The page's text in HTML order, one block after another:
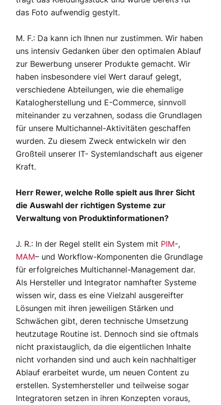
das Foto aufwendig gestylt.
M. F.: Da kann ich Ihnen nur zustimmen. Wir haben
uns intensiv Gedanken über den optimalen Ablauf
zur Bewerbung unserer Produkte gemacht. Wir
haben insbesondere viel Wert darauf gelegt,
verschiedene Abteilungen, wie die ehemalige
Katalogherstellung und E-Commerce, sinnvoll
miteinander zu verzahnen, sodass die Grundlagen
für unsere Multichannel-Aktivitäten geschaffen
wurden. Zu diesem Zweck entwickeln wir den
Großteil unserer IT- Systemlandschaft aus eigener
Kraft.
Herr Rewer, welche Rolle spielt aus Ihrer Sicht
die Auswahl der richtigen Systeme zur
Verwaltung von Produktinformationen?
J. R.: In der Regel stellt ein System mit PIM-,
MAM– und Workflow-Komponenten die Grundlage
für erfolgreiches Multichannel-Management dar.
Als Hersteller und Integrator namhafter Systeme
wissen wir, dass es eine Vielzahl ausgereifter
Lösungen mit ihren jeweiligen Stärken und
Schwächen gibt, deren technische Umsetzung
heutzutage Routine ist. Dennoch sind sie oftmals
nicht praxistauglich, da die eigentlichen Inhalte
nicht vorhanden sind und auch kein nachhaltiger
Ablauf erarbeitet wurde, um neuen Content zu
erstellen. Systemhersteller und teilweise sogar
Integratoren setzen in ihren Konzepten voraus,